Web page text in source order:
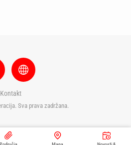
Kontakt
Sva prava zadržana.